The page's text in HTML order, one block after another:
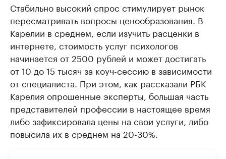
Стабильно высокий спрос стимулирует рынок
пересматривать вопросы ценообразования. В
Карелии в среднем, если изучить расценки в
интернете, стоимость услуг психологов
начинается от 2500 рублей и может достигать
от 10 до 15 тысяч за коуч-сессию в зависимости
от специалиста. При этом, как рассказали РБК
Карелия опрошенные эксперты, большая часть
представителей профессии в настоящее время
либо зафиксировала цены на свои услуги, либо
повысила их в среднем на 20-30%.